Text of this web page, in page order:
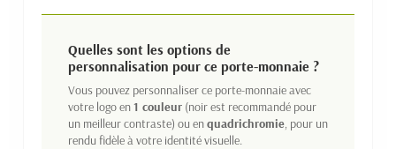
Quelles sont les options de
personnalisation pour ce porte-monnaie ?
Vous pouvez personnaliser ce porte-monnaie avec
votre logo en1 couleur (noir est recommandé pour
un meilleur contraste) ou enquadrichromie, pour un
rendu fidèle à votre identité visuelle.